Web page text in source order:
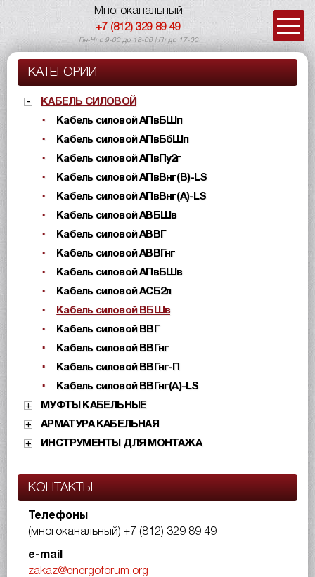
Многоканальный
+7 (812) 329 89 49
Пн-Чт с 9-00 до 18-00 | Пт до 17-00
КАТЕГОРИИ
КАБЕЛЬ СИЛОВОЙ
Кабель силовой АПвБШп
Кабель силовой АПвБбШп
Кабель силовой АПвПу2г
Кабель силовой АПвВнг(B)-LS
Кабель силовой АПвВнг(A)-LS
Кабель силовой АВБШв
Кабель силовой АВВГ
Кабель силовой АВВГнг
Кабель силовой АПвБШв
Кабель силовой АСБ2л
Кабель силовой ВБШв
Кабель силовой ВВГ
Кабель силовой ВВГнг
Кабель силовой ВВГнг-П
Кабель силовой ВВГнг(А)-LS
МУФТЫ КАБЕЛЬНЫЕ
АРМАТУРА КАБЕЛЬНАЯ
ИНСТРУМЕНТЫ ДЛЯ МОНТАЖА
КОНТАКТЫ
Телефоны
(многоканальный) +7 (812) 329 89 49
e-mail
zakaz@energoforum.org